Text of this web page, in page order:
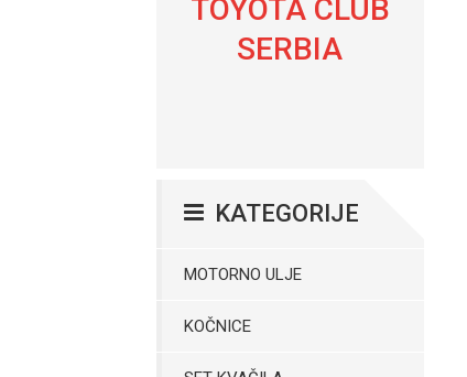
TOYOTA CLUB
SERBIA
KATEGORIJE
MOTORNO ULJE
KOČNICE